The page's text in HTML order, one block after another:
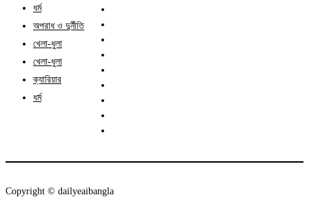
ধর্ম
অপরাধ ও দুর্নীতি
খেলা-ধুলা
খেলা-ধুলা
ক্যারিয়ার
ধর্ম
Copyright ©️ dailyeaibangla